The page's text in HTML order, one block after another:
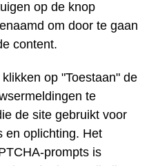
op de knop
om door te gaan
content.
op "Toestaan" de
te
de site gebruikt voor
en oplichting. Het
prompts is